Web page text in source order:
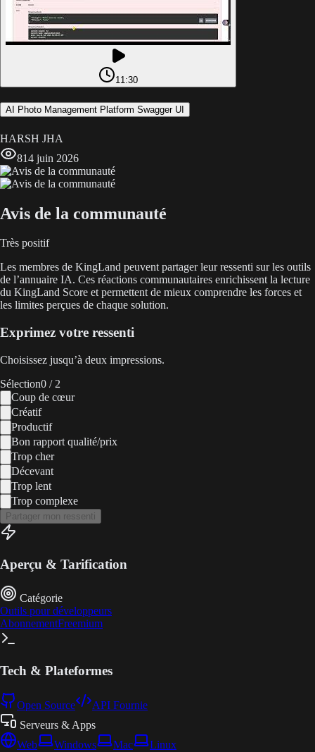
11:30
AI Photo Management Platform Swagger UI
HARSH JHA
814 juin 2026
Avis de la communauté
Très positif
Les membres de KingLand peuvent partager leur ressenti sur les outils
de l’annuaire IA. Ces réactions communautaires enrichissent la lecture
du KingLand Score et permettent de mieux comprendre les forces et
les limites perçues de chaque solution.
Exprimez votre ressenti
Choisissez jusqu’à deux impressions.
Sélection0 / 2
Coup de cœur
Créatif
Productif
Bon rapport qualité/prix
Trop cher
Décevant
Trop lent
Trop complexe
Partager mon ressenti
Aperçu & Tarification
Catégorie
Outils pour développeurs
AbonnementFreemium
Tech & Plateformes
Open Source
API Fournie
Serveurs & Apps
Web
Windows Mac Linux